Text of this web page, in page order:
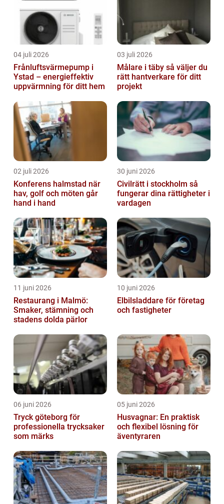
04 juli 2026
Frånluftsvärmepump i
Ystad – energieffektiv
uppvärmning för ditt hem
03 juli 2026
Målare i täby så väljer du
rätt hantverkare för ditt
projekt
02 juli 2026
Konferens halmstad när
hav, golf och möten går
hand i hand
30 juni 2026
Civilrätt i stockholm så
fungerar dina rättigheter i
vardagen
11 juni 2026
Restaurang i Malmö:
Smaker, stämning och
stadens dolda pärlor
10 juni 2026
Elbilsladdare för företag
och fastigheter
06 juni 2026
Tryck göteborg för
professionella trycksaker
som märks
05 juni 2026
Husvagnar: En praktisk
och flexibel lösning för
äventyraren